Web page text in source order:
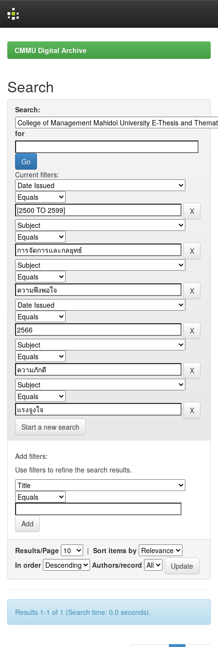
navigationCMMU Digital Archive
Search
Search:
for
Current filters:
Start a new search
Add filters:
Use filters to refine the search results.
Results/Page | Sort items by
In order
Authors/record
Results 1-1 of 1 (Search time: 0.0 seconds).